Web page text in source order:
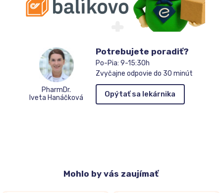
PharmDr.
Iveta Hanáčková
Potrebujete poradiť?
Po-Pia: 9-15:30h
Zvyčajne odpovie do 30 minút
Opýtať sa lekárnika
Mohlo by vás zaujímať